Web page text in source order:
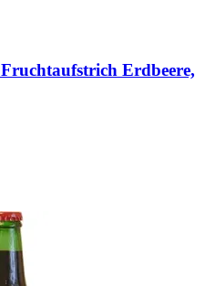
Fruchtaufstrich Erdbeere,